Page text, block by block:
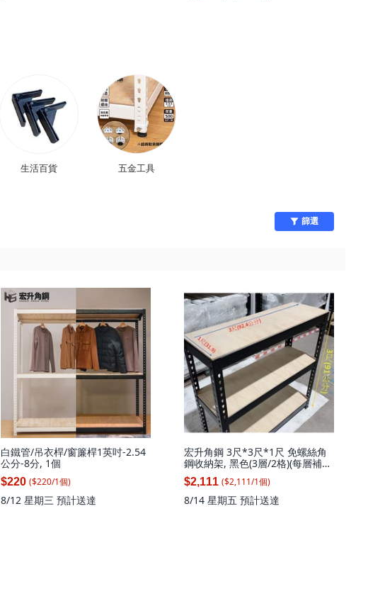
生活百貨 五金工具
篩選
白鐵管/吊衣桿/窗簾桿1英吋-2.54
公分-8分, 1個
$220 ($220/1個)
8/12 星期三 預計送達
宏升角鋼 3尺*3尺*1尺 免螺絲角
鋼收納架, 黑色(3層/2格)(每層補強
*1支), 1套
$2,111 ($2,111/1個)
8/14 星期五 預計送達